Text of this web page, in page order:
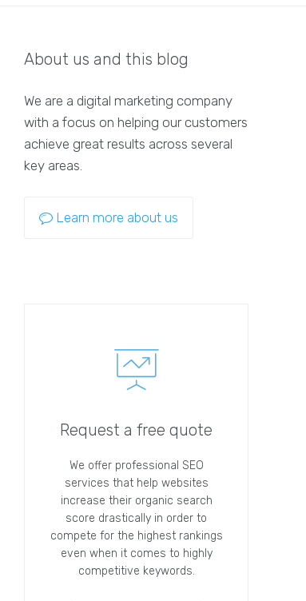
About us and this blog
We are a digital marketing company
with a focus on helping our customers
achieve great results across several
key areas.
Learn more about us
Request a free quote
We offer professional SEO
services that help websites
increase their organic search
score drastically in order to
compete for the highest rankings
even when it comes to highly
competitive keywords.